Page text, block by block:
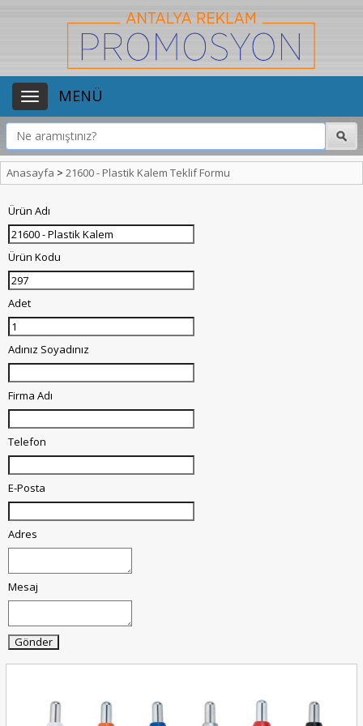
MENÜ
Anasayfa > 21600 - Plastik Kalem Teklif Formu
Ürün Adı
Ürün Kodu
Adet
Adınız Soyadınız
Firma Adı
Telefon
E-Posta
Adres
Mesaj